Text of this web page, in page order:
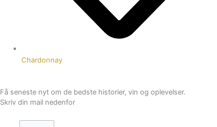
Chardonnay
Få seneste nyt om de bedste historier, vin og oplevelser.
Skriv din mail nedenfor